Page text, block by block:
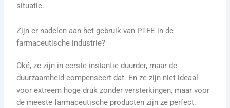
situatie.
Zijn er nadelen aan het gebruik van PTFE in de
farmaceutische industrie?
Oké, ze zijn in eerste instantie duurder, maar de
duurzaamheid compenseert dat. En ze zijn niet ideaal
voor extreem hoge druk zonder versterkingen, maar voor
de meeste farmaceutische producten zijn ze perfect.